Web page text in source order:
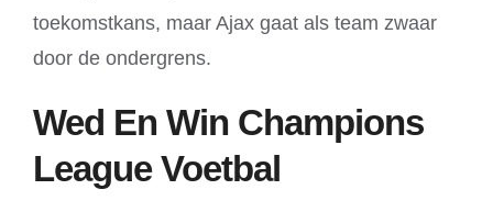
toekomstkans, maar Ajax gaat als team zwaar
door de ondergrens.
Wed En Win Champions
League Voetbal